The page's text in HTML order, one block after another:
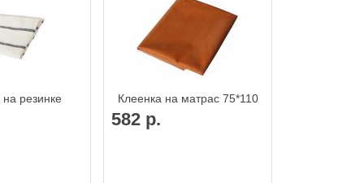
резинке Клеенка на матрас 75*110
582 р.